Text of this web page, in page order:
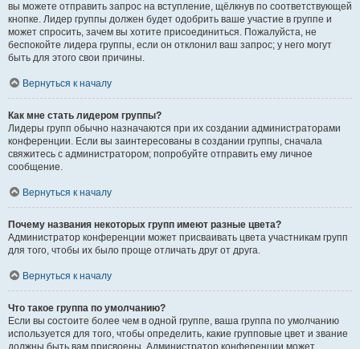
вы можете отправить запрос на вступление, щёлкнув по соответствующей
кнопке. Лидер группы должен будет одобрить ваше участие в группе и
может спросить, зачем вы хотите присоединиться. Пожалуйста, не
беспокойте лидера группы, если он отклонил ваш запрос; у него могут
быть для этого свои причины.
Вернуться к началу
Как мне стать лидером группы?
Лидеры групп обычно назначаются при их создании администраторами
конференции. Если вы заинтересованы в создании группы, сначала
свяжитесь с администратором; попробуйте отправить ему личное
сообщение.
Вернуться к началу
Почему названия некоторых групп имеют разные цвета?
Администратор конференции может присваивать цвета участникам групп
для того, чтобы их было проще отличать друг от друга.
Вернуться к началу
Что такое группа по умолчанию?
Если вы состоите более чем в одной группе, ваша группа по умолчанию
используется для того, чтобы определить, какие групповые цвет и звание
должны быть вам присвоены. Администратор конференции может